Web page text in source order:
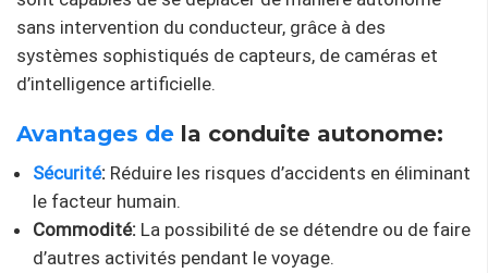
sans intervention du conducteur, grâce à des
systèmes sophistiqués de capteurs, de caméras et
d’intelligence artificielle.
Avantages de la conduite autonome:
Sécurité: Réduire les risques d’accidents en éliminant
le facteur humain.
Commodité: La possibilité de se détendre ou de faire
d’autres activités pendant le voyage.